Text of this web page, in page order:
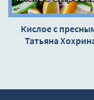
Кислое с
Татьяна